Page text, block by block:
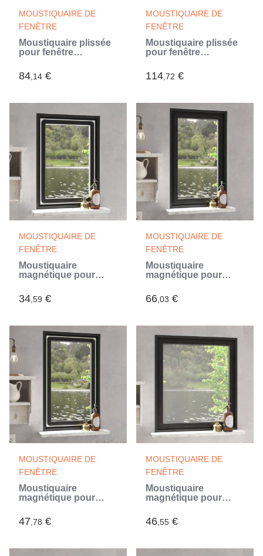
MOUSTIQUAIRE DE
FENÊTRE
Moustiquaire plissée
pour fenêtre
120x120 cm
84,14 €
MOUSTIQUAIRE DE
FENÊTRE
Moustiquaire plissée
pour fenêtre
80x160cm (Gris)
114,72 €
MOUSTIQUAIRE DE
FENÊTRE
Moustiquaire
magnétique pour
cm (Blanc)
34,59 €
MOUSTIQUAIRE DE
FENÊTRE
Moustiquaire
magnétique pour
80x140 cm (Gris)
66,03 €
MOUSTIQUAIRE DE
FENÊTRE
Moustiquaire
magnétique pour
cm (Blanc)
47,78 €
MOUSTIQUAIRE DE
FENÊTRE
Moustiquaire
magnétique pour
130x150 cm (Gris)
46,55 €